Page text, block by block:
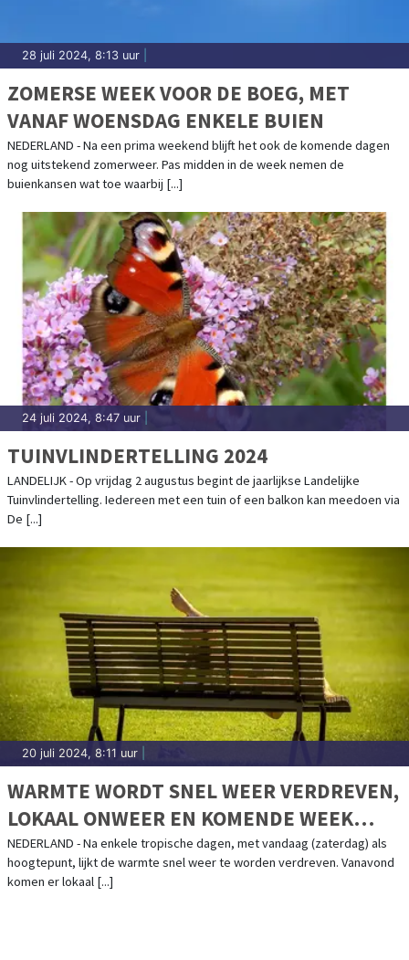
28 juli 2024, 8:13 uur
ZOMERSE WEEK VOOR DE BOEG, MET
VANAF WOENSDAG ENKELE BUIEN
NEDERLAND - Na een prima weekend blijft het ook de komende dagen
nog uitstekend zomerweer. Pas midden in de week nemen de
buienkansen wat toe waarbij [...]
24 juli 2024, 8:47 uur
TUINVLINDERTELLING 2024
LANDELIJK - Op vrijdag 2 augustus begint de jaarlijkse Landelijke
Tuinvlindertelling. Iedereen met een tuin of een balkon kan meedoen via
De [...]
20 juli 2024, 8:11 uur
WARMTE WORDT SNEL WEER VERDREVEN,
LOKAAL ONWEER EN KOMENDE WEEK
KOELER
NEDERLAND - Na enkele tropische dagen, met vandaag (zaterdag) als
hoogtepunt, lijkt de warmte snel weer te worden verdreven. Vanavond
komen er lokaal [...]